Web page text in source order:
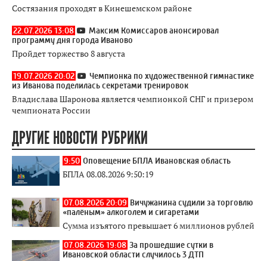
Состязания проходят в Кинешемском районе
22.07.2026 13:08
Максим Комиссаров анонсировал
программу дня города Иваново
Пройдет торжество 8 августа
19.07.2026 20:02
Чемпионка по художественной гимнастике
из Иванова поделилась секретами тренировок
Владислава Шаронова является чемпионкой СНГ и призером
чемпионата России
ДРУГИЕ НОВОСТИ РУБРИКИ
9:50 Оповещение БПЛА Ивановская область
БПЛА 08.08.2026 9:50:19
07.08.2026 20:09 Вичужанина судили за торговлю
«палёным» алкоголем и сигаретами
Сумма изъятого превышает 6 миллионов рублей
07.08.2026 19:08 За прошедшие сутки в
Ивановской области случилось 3 ДТП